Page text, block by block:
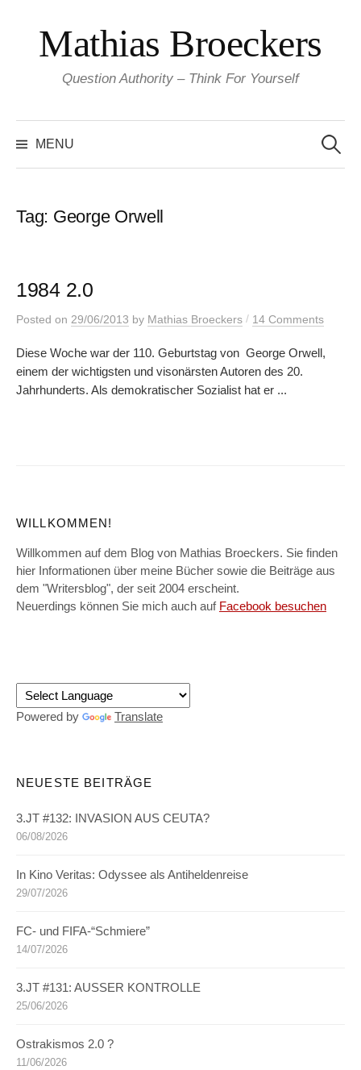
content
Mathias Broeckers
Question Authority – Think For Yourself
MENU
for:
Tag: George Orwell
1984 2.0
Posted on 29/06/2013 by Mathias Broeckers / 14 Comments
Diese Woche war der 110. Geburtstag von George Orwell,
einem der wichtigsten und visonärsten Autoren des 20.
Jahrhunderts. Als demokratischer Sozialist hat er ...
WILLKOMMEN!
Willkommen auf dem Blog von Mathias Broeckers. Sie finden
hier Informationen über meine Bücher sowie die Beiträge aus
dem "Writersblog", der seit 2004 erscheint.
Neuerdings können Sie mich auch auf Facebook besuchen
Powered by Translate
NEUESTE BEITRÄGE
3.JT #132: INVASION AUS CEUTA?
06/08/2026
In Kino Veritas: Odyssee als Antiheldenreise
29/07/2026
FC- und FIFA-“Schmiere”
14/07/2026
3.JT #131: AUSSER KONTROLLE
25/06/2026
Ostrakismos 2.0 ?
11/06/2026